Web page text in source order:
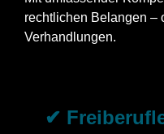
rechtlichen Belangen –
Verhandlungen.
✔